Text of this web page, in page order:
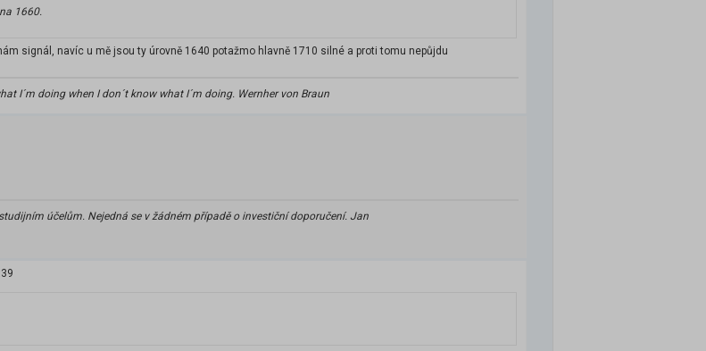
1660.
signál, navíc u mě jsou ty úrovně 1640 potažmo hlavně 1710 silné a proti tomu nepůjdu
I´m doing when I don´t know what I´m doing. Wernher von Braun
účelům. Nejedná se v žádném případě o investiční doporučení. Jan